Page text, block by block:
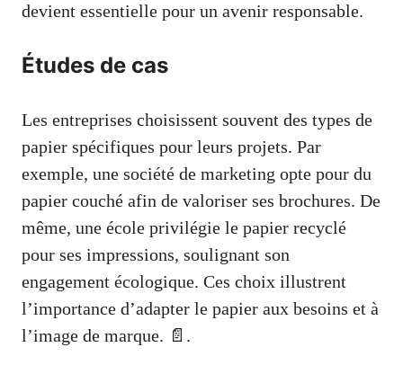
devient essentielle pour un avenir responsable.
Études de cas
Les entreprises choisissent souvent des types de
papier spécifiques pour leurs projets. Par
exemple, une société de marketing opte pour du
papier couché afin de valoriser ses brochures. De
même, une école privilégie le papier recyclé
pour ses impressions, soulignant son
engagement écologique. Ces choix illustrent
l’importance d’adapter le papier aux besoins et à
l’image de marque. 📄.